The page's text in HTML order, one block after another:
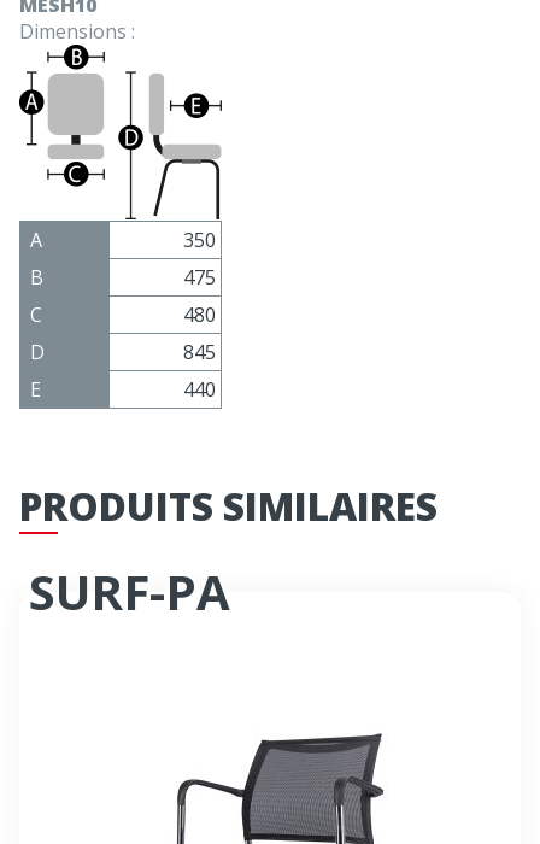
Dimensions :
A
350
B
475
C
480
D
845
E
440
PRODUITS SIMILAIRES
SURF-PA